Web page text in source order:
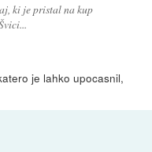
ki je pristal na kup
je lahko upocasnil,